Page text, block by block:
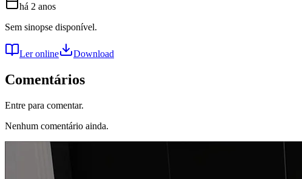
há 2 anos
Sem sinopse disponível.
Ler online Download
Comentários
Entre para comentar.
Nenhum comentário ainda.